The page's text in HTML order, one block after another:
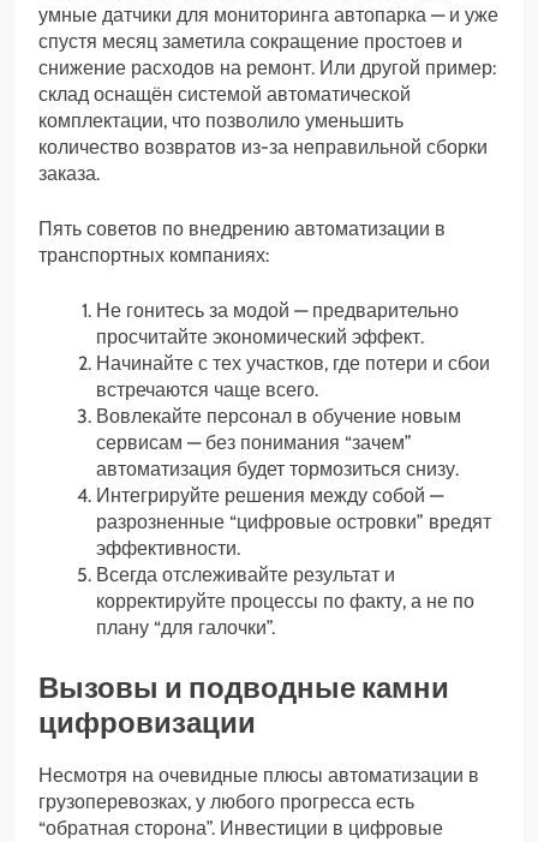
умные датчики для мониторинга автопарка — и уже
спустя месяц заметила сокращение простоев и
снижение расходов на ремонт. Или другой пример:
склад оснащён системой автоматической
комплектации, что позволило уменьшить
количество возвратов из-за неправильной сборки
заказа.
Пять советов по внедрению автоматизации в
транспортных компаниях:
Не гонитесь за модой — предварительно
просчитайте экономический эффект.
Начинайте с тех участков, где потери и сбои
встречаются чаще всего.
Вовлекайте персонал в обучение новым
сервисам — без понимания “зачем”
автоматизация будет тормозиться снизу.
Интегрируйте решения между собой —
разрозненные “цифровые островки” вредят
эффективности.
Всегда отслеживайте результат и
корректируйте процессы по факту, а не по
плану “для галочки”.
Вызовы и подводные камни
цифровизации
Несмотря на очевидные плюсы автоматизации в
грузоперевозках, у любого прогресса есть
“обратная сторона”. Инвестиции в цифровые